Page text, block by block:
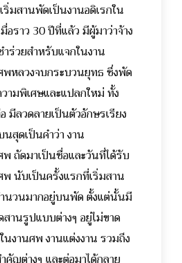
มสานพัดเป็นงานอดิเรกใน
อราว 30ปีที่แล้ว มีผู้มาว่าจ้าง
ร่วยสำหรับแจกในงาน
พหลวงจบกระบวนยุทธ ซึ่งพัด
มพิเศษและแปลกใหม่ ทั้ง
มีลวดลายเป็นตัวอักษรเรียง
สุดเป็นคำว่า งาน
ถัดมาเป็นชื่อและวันที่ได้รับ
นับเป็นครั้งแรกที่เริ่มสาน
นวนมากอยู่บนพัด ตั้งแต่นั้นมี
านรูปแบบต่างๆ อยู่ไม่ขาด
นงานศพ งานแต่งงาน รวมถึง